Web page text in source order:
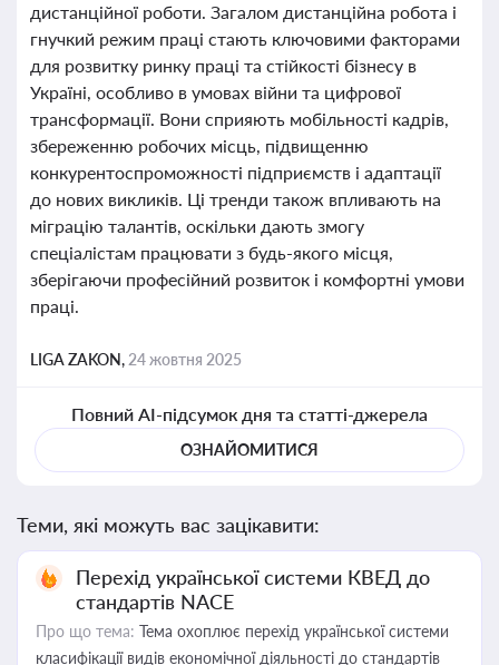
дистанційної роботи. Загалом дистанційна робота і
гнучкий режим праці стають ключовими факторами
для розвитку ринку праці та стійкості бізнесу в
Україні, особливо в умовах війни та цифрової
трансформації. Вони сприяють мобільності кадрів,
збереженню робочих місць, підвищенню
конкурентоспроможності підприємств і адаптації
до нових викликів. Ці тренди також впливають на
міграцію талантів, оскільки дають змогу
спеціалістам працювати з будь-якого місця,
зберігаючи професійний розвиток і комфортні умови
праці.
LIGA ZAKON, 24 жовтня 2025
Повний AI-підсумок дня та статті-джерела
ОЗНАЙОМИТИСЯ
Теми, які можуть вас зацікавити:
Перехід української системи КВЕД до
стандартів NACE
Про що тема: Тема охоплює перехід української системи
класифікації видів економічної діяльності до стандартів